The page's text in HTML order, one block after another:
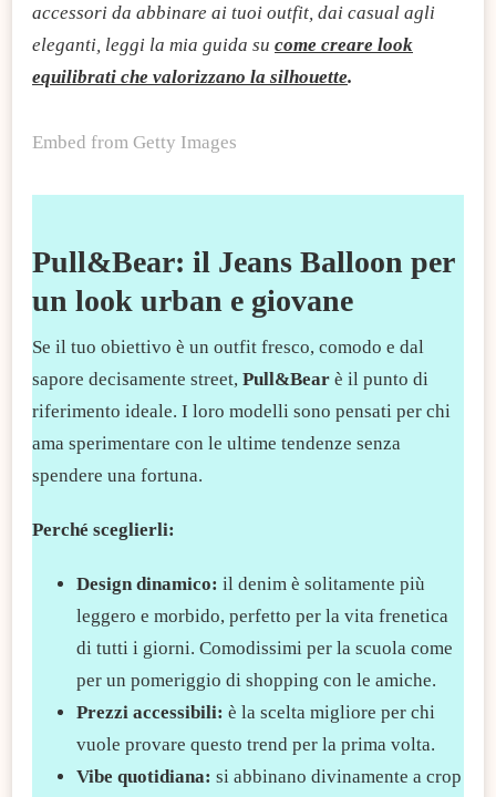
accessori da abbinare ai tuoi outfit, dai casual agli
eleganti, leggi la mia guida su come creare look
equilibrati che valorizzano la silhouette.
Embed from Getty Images
Pull&Bear: il Jeans Balloon per
un look urban e giovane
Se il tuo obiettivo è un outfit fresco, comodo e dal
sapore decisamente street, Pull&Bear è il punto di
riferimento ideale. I loro modelli sono pensati per chi
ama sperimentare con le ultime tendenze senza
spendere una fortuna.
Perché sceglierli:
​Design dinamico: il denim è solitamente più
leggero e morbido, perfetto per la vita frenetica
di tutti i giorni. Comodissimi per la scuola come
per un pomeriggio di shopping con le amiche.
Prezzi accessibili: è la scelta migliore per chi
vuole provare questo trend per la prima volta.
Vibe quotidiana: si abbinano divinamente a crop